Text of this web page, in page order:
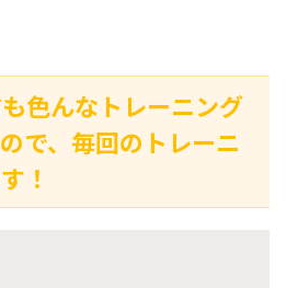
色んなトレーニング
で、毎回のトレーニ
！